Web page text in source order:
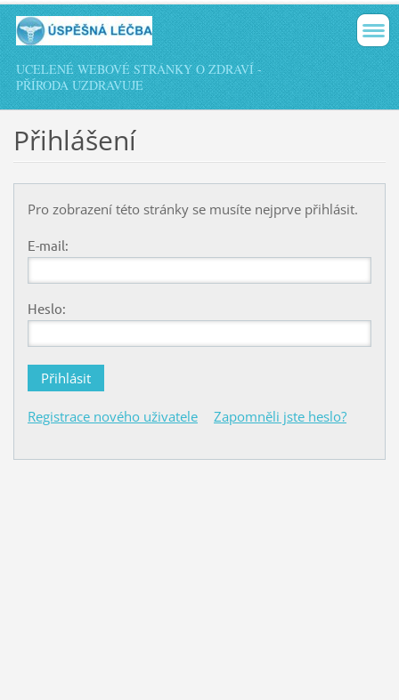
UCELENÉ WEBOVÉ STRÁNKY O ZDRAVÍ -
PŘÍRODA UZDRAVUJE
Přihlášení
Pro zobrazení této stránky se musíte nejprve přihlásit.
E-mail:
Heslo:
Registrace nového uživatele Zapomněli jste heslo?